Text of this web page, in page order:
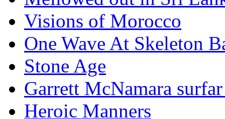
Visions of Morocco
One Wave At Skeleton
Stone Age
Garrett McNamara
Heroic Manners